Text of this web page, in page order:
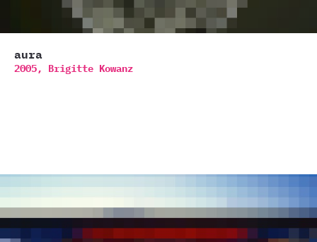
aura
2005, Brigitte Kowanz